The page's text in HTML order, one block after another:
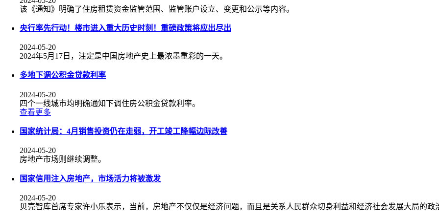
该《通知》明确了住房租赁资金监管范围、监管账户设立、变更和公示等内容。
央行率先行动！楼市进入重大历史时刻！重磅政策将应出尽出
2024-05-20
2024年5月17日，注定是中国房地产史上最浓墨重彩的一天。
多地下调公积金贷款利率
2024-05-20
四个一线城市均明确通知下调住房公积金贷款利率。
查看更多
国家统计局：4月销售投资仍在走弱，开工竣工降幅边际改善
2024-05-20
房地产市场则继续调整。
国家信用注入房地产，市场活力将被激发
2024-05-20
贝壳智库首席专家许小乐表示，当前，房地产不仅仅是经济问题，而且是关系人民群众切身利益和经济社会发展大局的政